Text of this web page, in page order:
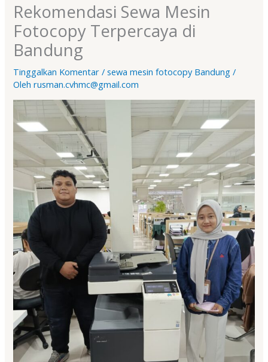
Rekomendasi Sewa Mesin
Fotocopy Terpercaya di
Bandung
Tinggalkan Komentar /sewa mesin fotocopy Bandung /
Olehrusman.cvhmc@gmail.com